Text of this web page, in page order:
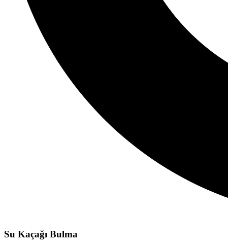
Su Kaçağı Bulma